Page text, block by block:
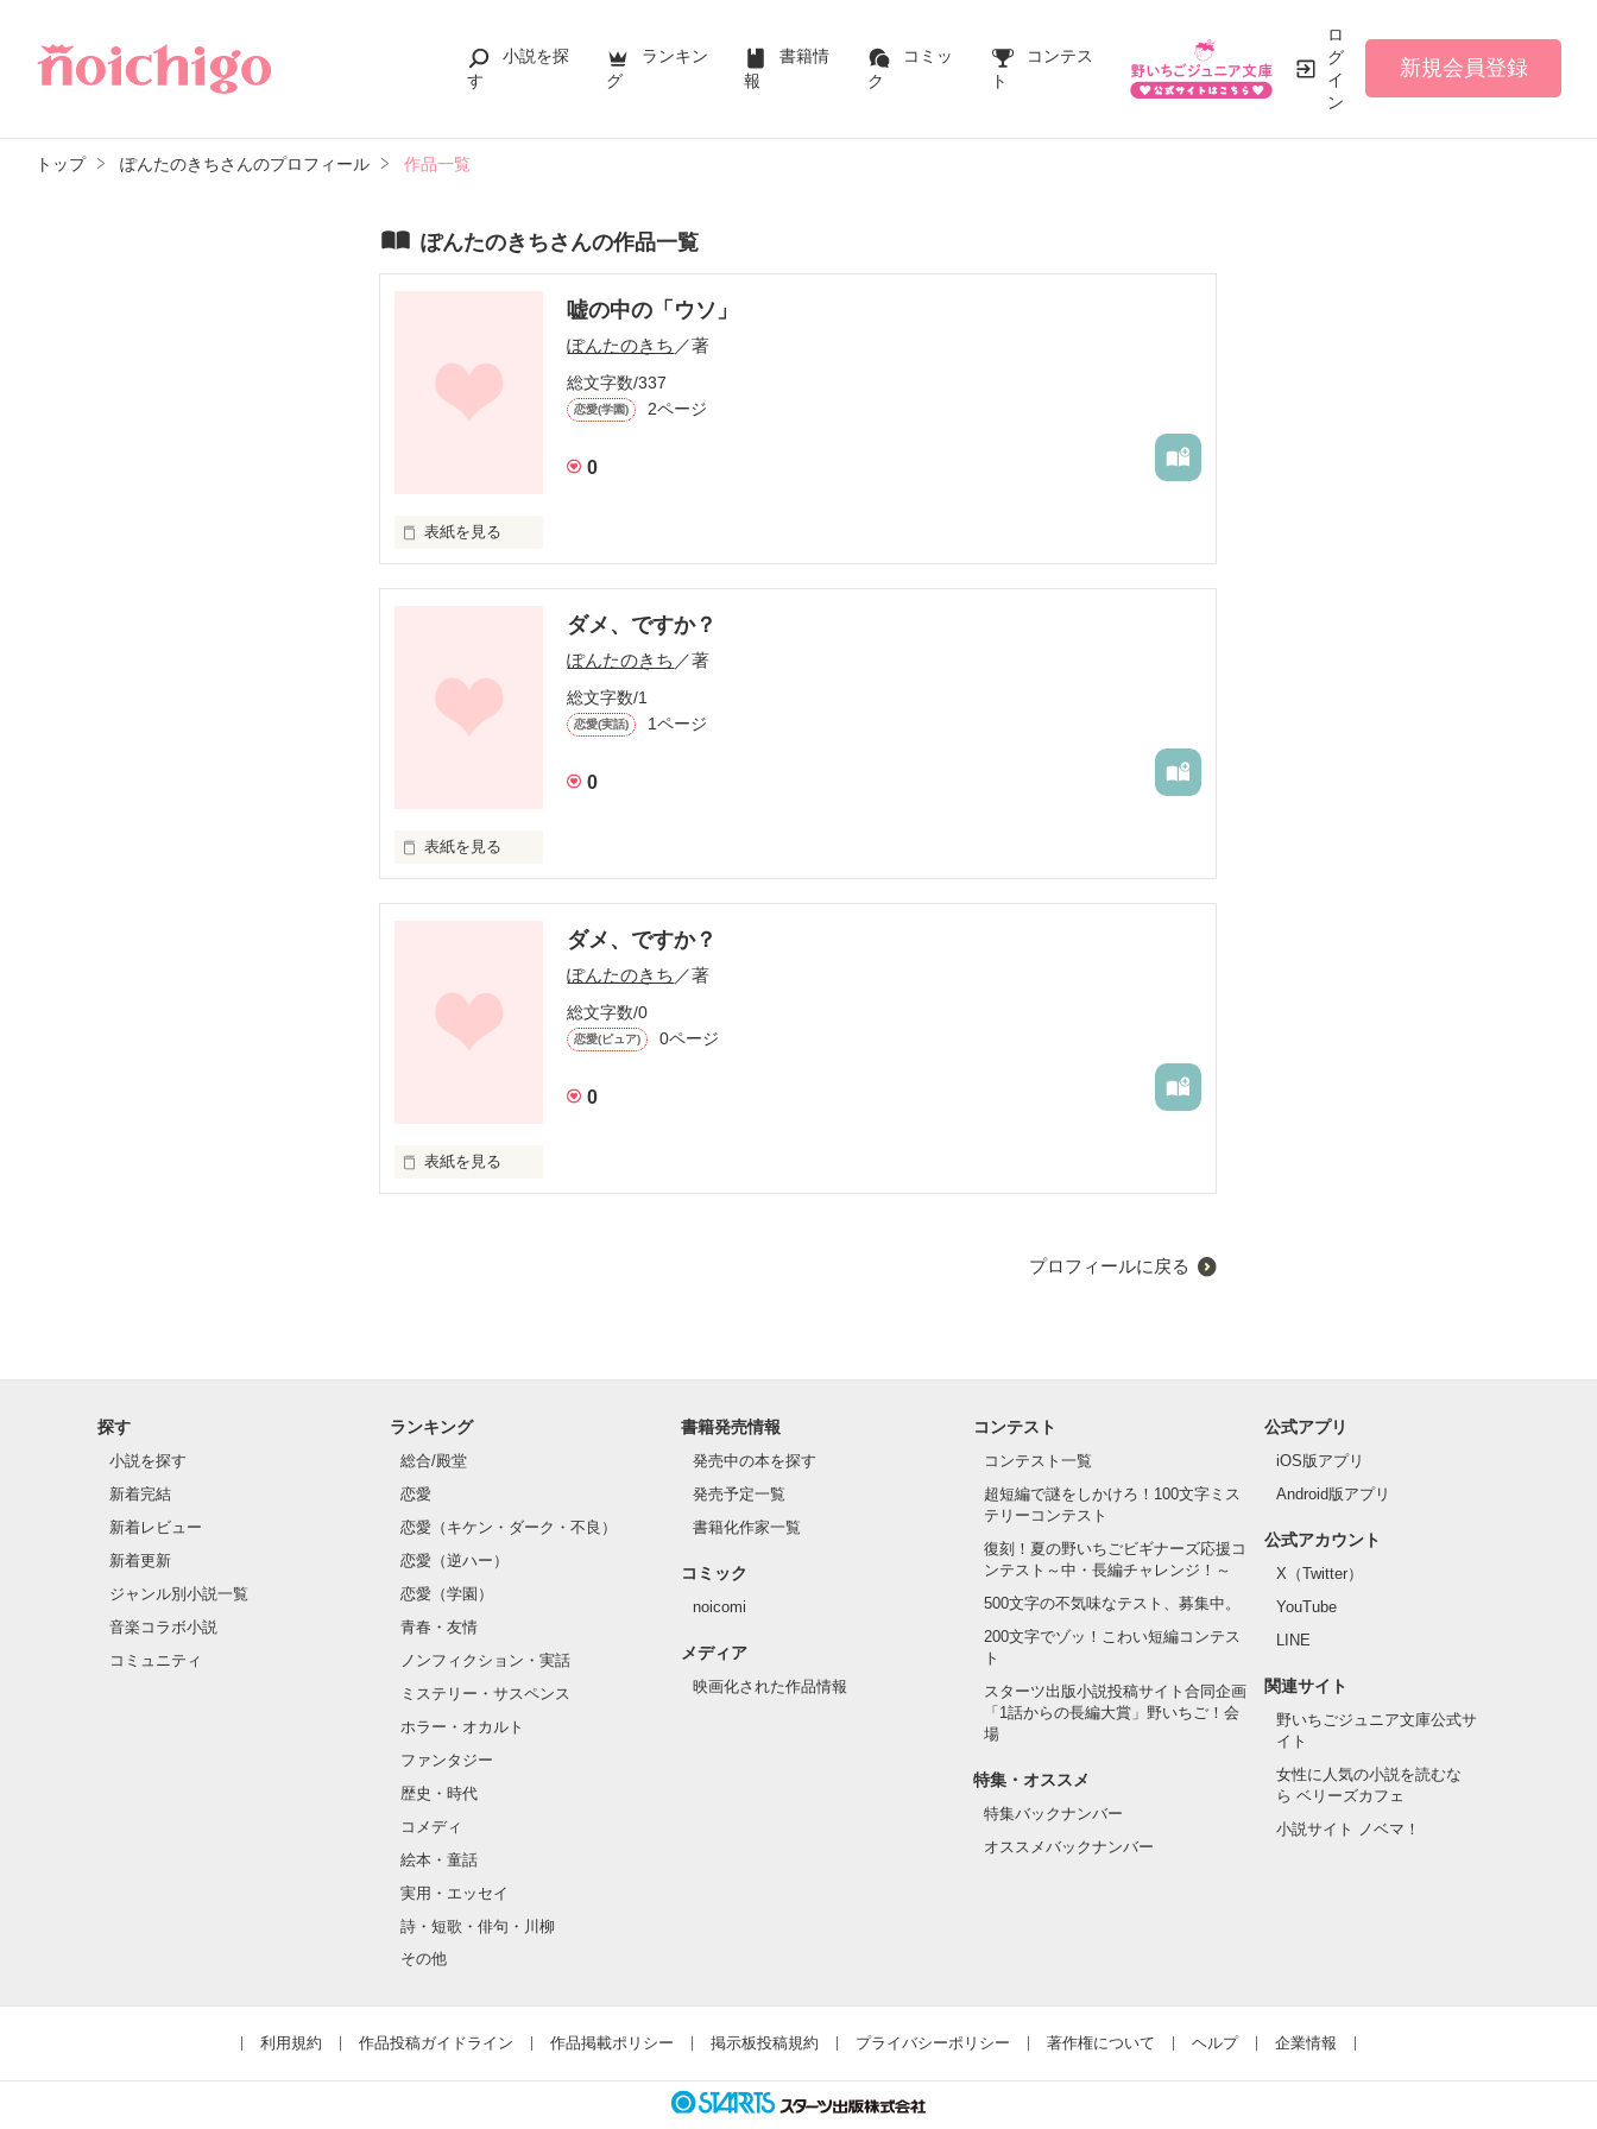
小説を探
す
ランキン
グ
書籍情
報
コミッ
ク
コンテス
ト
ロ
グ
イ
ン
新規会員登録
トップ ぽんたのきちさんのプロフィール 作品一覧
ぽんたのきちさんの作品一覧
嘘の中の「ウソ」
ぽんたのきち ／著
総文字数/337
恋愛(学園) 2ページ
0
表紙を見る
秘密の多い女の子:井原唯依
                  ×
ダメ、ですか？
ぽんたのきち ／著
総文字数/1
恋愛(実話) 1ページ
0
表紙を見る
ダメ、ですか？
ぽんたのきち ／著
総文字数/0
恋愛(ピュア) 0ページ
0
表紙を見る
プロフィールに戻る
探す
小説を探す
新着完結
新着レビュー
新着更新
ジャンル別小説一覧
音楽コラボ小説
コミュニティ
ランキング
総合/殿堂
恋愛
恋愛（キケン・ダーク・不良）
恋愛（逆ハー）
恋愛（学園）
青春・友情
ノンフィクション・実話
ミステリー・サスペンス
ホラー・オカルト
ファンタジー
歴史・時代
コメディ
絵本・童話
実用・エッセイ
詩・短歌・俳句・川柳
その他
書籍発売情報
発売中の本を探す
発売予定一覧
書籍化作家一覧
コミック
noicomi
メディア
映画化された作品情報
コンテスト
コンテスト一覧
超短編で謎をしかけろ！100文字ミス
テリーコンテスト
復刻！夏の野いちごビギナーズ応援コ
ンテスト～中・長編チャレンジ！～
500文字の不気味なテスト、募集中。
200文字でゾッ！こわい短編コンテス
ト
スターツ出版小説投稿サイト合同企画
「1話からの長編大賞」野いちご！会
場
特集・オススメ
特集バックナンバー
オススメバックナンバー
公式アプリ
iOS版アプリ
Android版アプリ
公式アカウント
X（Twitter）
YouTube
LINE
関連サイト
野いちごジュニア文庫公式サ
イト
女性に人気の小説を読むな
ら ベリーズカフェ
小説サイト ノベマ！
利用規約 作品投稿ガイドライン 作品掲載ポリシー 掲示板投稿規約 プライバシーポリシー 著作権について ヘルプ 企業情報